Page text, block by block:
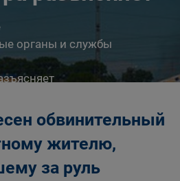
органы и службы
обвинительный
жителю,
за руль